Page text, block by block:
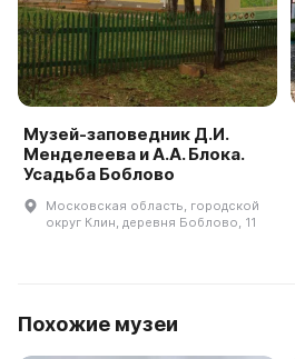
Музей-заповедник Д.И.
Менделеева и А.А. Блока.
Усадьба Боблово
Московская область, городской
округ Клин, деревня Боблово, 11
Похожие музеи